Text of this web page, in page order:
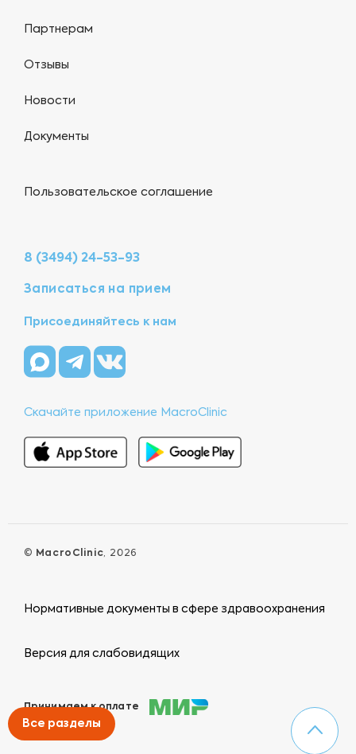
Партнерам
Отзывы
Новости
Документы
Пользовательское соглашение
8 (3494) 24-53-93
Записаться на прием
Присоединяйтесь к нам
Скачайте приложение MacroClinic
© MacroClinic, 2026
Нормативные документы в сфере здравоохранения
Версия для слабовидящих
Принимаем к оплате
Все разделы